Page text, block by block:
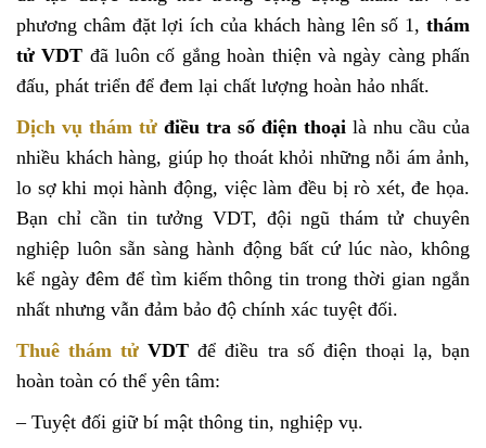
phương châm đặt lợi ích của khách hàng lên số 1, thám
tử VDT đã luôn cố gắng hoàn thiện và ngày càng phấn
đấu, phát triển để đem lại chất lượng hoàn hảo nhất.
Dịch vụ thám tử điều tra số điện thoại là nhu cầu của
nhiều khách hàng, giúp họ thoát khỏi những nỗi ám ảnh,
lo sợ khi mọi hành động, việc làm đều bị rò xét, đe họa.
Bạn chỉ cần tin tưởng VDT, đội ngũ thám tử chuyên
nghiệp luôn sẵn sàng hành động bất cứ lúc nào, không
kể ngày đêm để tìm kiếm thông tin trong thời gian ngắn
nhất nhưng vẫn đảm bảo độ chính xác tuyệt đối.
Thuê thám tử VDT để điều tra số điện thoại lạ, bạn
hoàn toàn có thể yên tâm:
– Tuyệt đối giữ bí mật thông tin, nghiệp vụ.